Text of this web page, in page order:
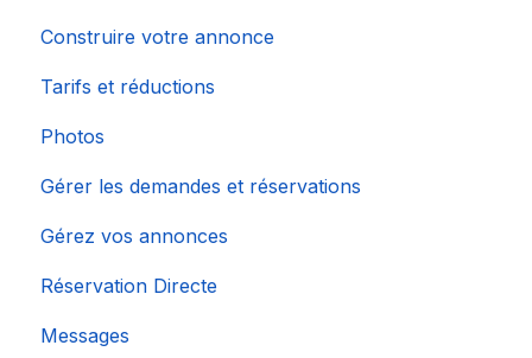
Construire votre annonce
Tarifs et réductions
Photos
Gérer les demandes et réservations
Gérez vos annonces
Réservation Directe
Messages